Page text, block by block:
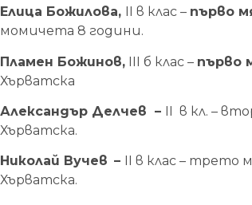
Елица Божилова, II в клас – първо
момичета 8 години.
Пламен Божинов, III б клас – първо
Хърватска
Александър Делчев – II в кл. –
Хърватска.
Николай Вучев –
II в клас –
Хърватска.